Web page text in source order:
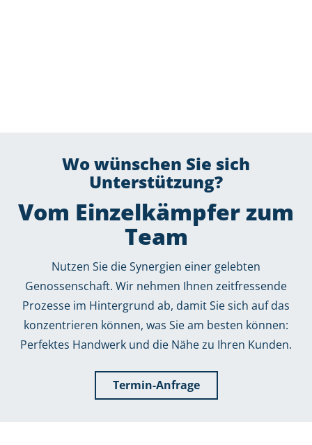
Wo wünschen Sie sich
Unterstützung?
Vom Einzelkämpfer zum
Team
Nutzen Sie die Synergien einer gelebten
Genossenschaft. Wir nehmen Ihnen zeitfressende
Prozesse im Hintergrund ab, damit Sie sich auf das
konzentrieren können, was Sie am besten können:
Perfektes Handwerk und die Nähe zu Ihren Kunden.
Termin-Anfrage